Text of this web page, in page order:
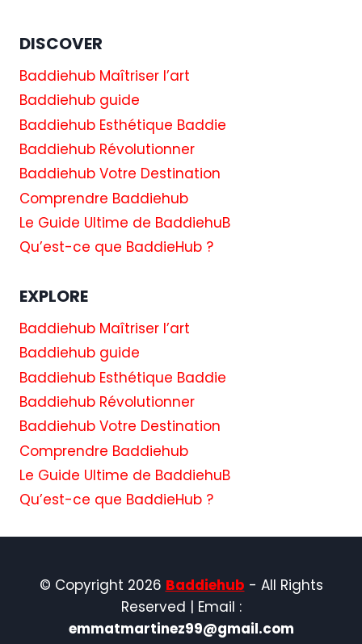
DISCOVER
Baddiehub Maîtriser l’art
Baddiehub guide
Baddiehub Esthétique Baddie
Baddiehub Révolutionner
Baddiehub Votre Destination
Comprendre Baddiehub
Le Guide Ultime de BaddiehuB
Qu’est-ce que BaddieHub ?
EXPLORE
Baddiehub Maîtriser l’art
Baddiehub guide
Baddiehub Esthétique Baddie
Baddiehub Révolutionner
Baddiehub Votre Destination
Comprendre Baddiehub
Le Guide Ultime de BaddiehuB
Qu’est-ce que BaddieHub ?
© Copyright 2026 Baddiehub - All Rights
Reserved | Email :
emmatmartinez99@gmail.com